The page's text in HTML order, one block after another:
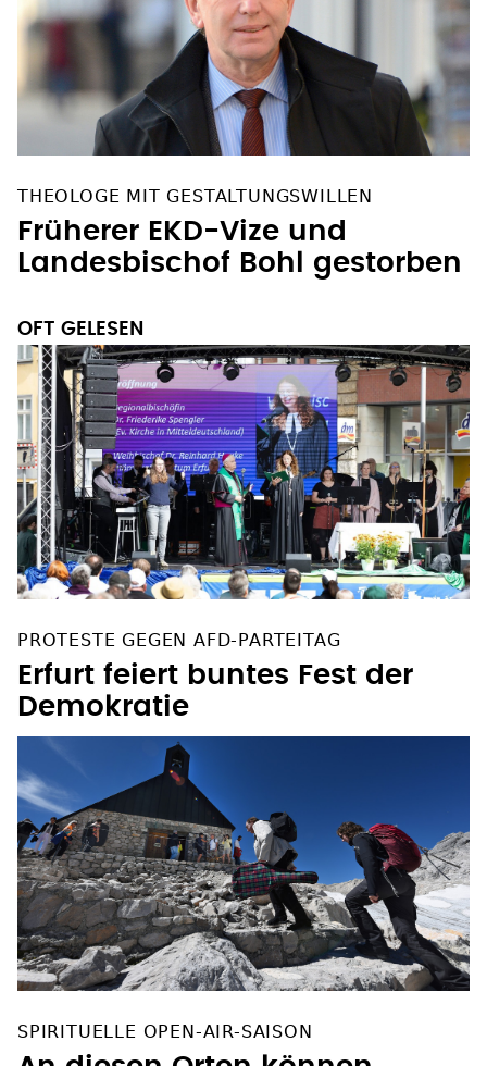
THEOLOGE MIT GESTALTUNGSWILLEN
Früherer EKD-Vize und
Landesbischof Bohl gestorben
OFT GELESEN
PROTESTE GEGEN AFD-PARTEITAG
Erfurt feiert buntes Fest der
SPIRITUELLE OPEN-AIR-SAISON